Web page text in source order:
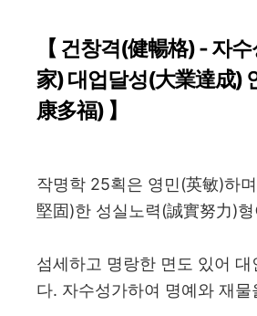
【 건창격(健暢格) - 자
家) 대업달성(大業達成)
康多福) 】
작명학 25획은 영민(英敏)하
堅固)한 성실노력(誠實努力)
섬세하고 명랑한 면도 있어
다. 자수성가하여 명예와 재물